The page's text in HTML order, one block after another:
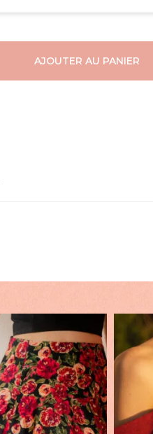
AJOUTER AU PANIER